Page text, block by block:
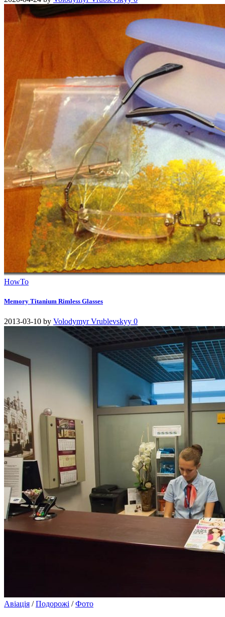
HowTo
Memory Titanium Rimless Glasses
2013-03-10 by Volodymyr Vrublevskyy 0
Авіація /Подорожі /Фото